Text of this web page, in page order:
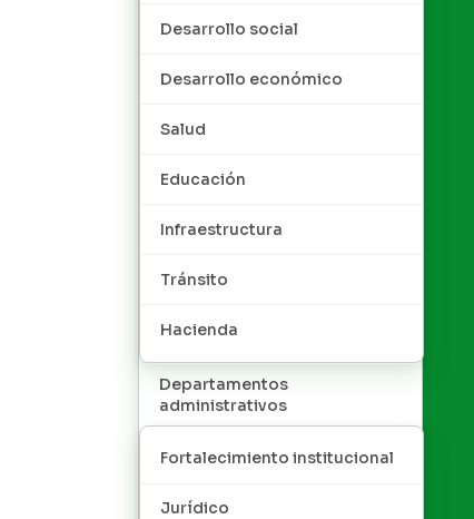
Desarrollo social
Desarrollo económico
Salud
Educación
Infraestructura
Tránsito
Hacienda
Departamentos
administrativos
Fortalecimiento institucional
Jurídico